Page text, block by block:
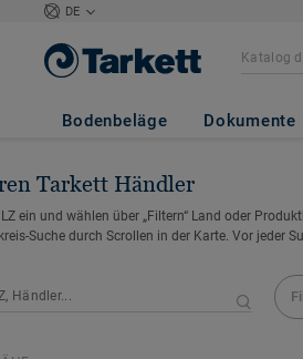
DE
Bodenbeläge Dokumente
Tarkett Händler
ein und wählen über „Filtern“ Land oder
Suche durch Scrollen in der Karte. Vor jeder